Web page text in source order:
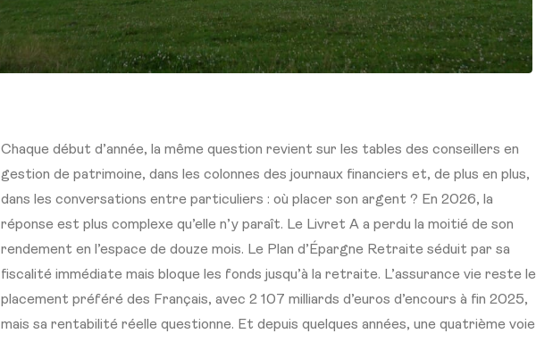
Chaque début d’année, la même question revient sur les tables des conseillers en
gestion de patrimoine, dans les colonnes des journaux financiers et, de plus en plus,
dans les conversations entre particuliers : où placer son argent ? En 2026, la
réponse est plus complexe qu’elle n’y paraît. Le Livret A a perdu la moitié de son
rendement en l’espace de douze mois. Le Plan d’Épargne Retraite séduit par sa
fiscalité immédiate mais bloque les fonds jusqu’à la retraite. L’assurance vie reste le
placement préféré des Français, avec 2 107 milliards d’euros d’encours à fin 2025,
mais sa rentabilité réelle questionne. Et depuis quelques années, une quatrième voie